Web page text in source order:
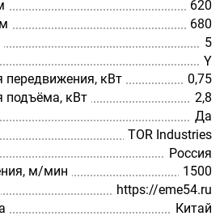
620
680
5
Y
передвижения, кВт
0,75
подъёма, кВт
2,8
Да
TOR Industries
Россия
м/мин
1500
https://eme54.ru
Китай